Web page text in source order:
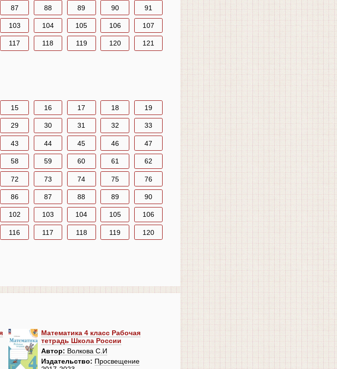
87 88 89 90 91
103 104 105 106 107
117 118 119 120 121
15 16 17 18 19
29 30 31 32 33
43 44 45 46 47
58 59 60 61 62
72 73 74 75 76
86 87 88 89 90
102 103 104 105 106
116 117 118 119 120
Математика 4 класс Рабочая
тетрадь Школа России